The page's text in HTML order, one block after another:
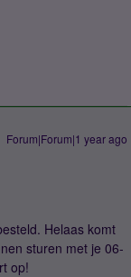
Forum|Forum|1 year ago
Helaas komt
sturen met je 06-
op!